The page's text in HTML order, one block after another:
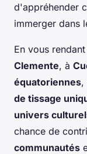
d'appréhender
immerger dans
En vous rendant
Clemente, à
équatoriennes,
de tissage
univers
chance de
communautés